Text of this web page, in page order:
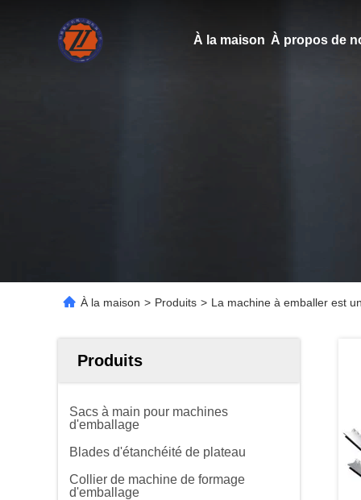
À la maison À propos de
À la maison > Produits > La machine à emballer est
Produits
Sacs à main pour machines
d'emballage
Blades d'étanchéité de plateau
Collier de machine de formage
d'emballage